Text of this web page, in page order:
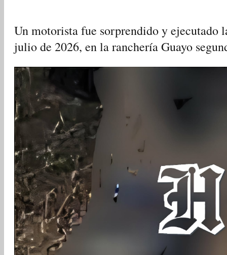
Un motorista fue sorprendido y ejecutado
julio de 2026, en la ranchería Guayo